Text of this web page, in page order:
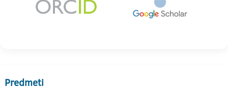
Predmeti